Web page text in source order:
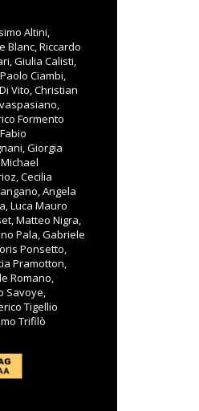
Altini,
Blanc, Riccardo
Giulia Calisti,
Ciambi,
Vito, Christian
Formento
Giorgia
Cecilia
Angela
Luca Mauro
Matteo Nigra,
Pala, Gabriele
Ponsetto,
Pramotton,
Romano,
Savoye,
Tigellio
Trifilò